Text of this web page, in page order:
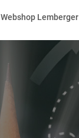
Webshop Lemberger